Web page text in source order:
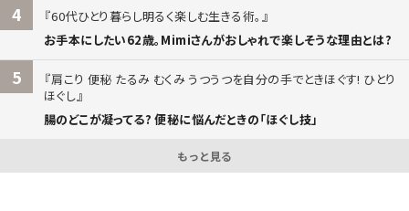
4
60代ひとり暮らし明るく楽しむ生きる術。
お手本にしたい62歳。Mimiさんがおしゃれで楽しそうな理由とは?
5
肩こり 便秘 たるみ むくみ うつうつを自分の手でときほぐす! ひとり
ほぐし
腸のどこが凝ってる? 便秘に悩んだときの「ほぐし技」
もっと見る